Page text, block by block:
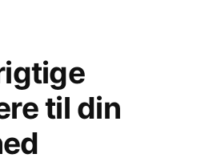
til din